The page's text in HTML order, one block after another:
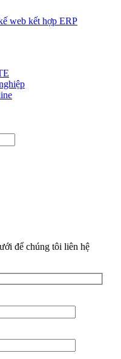
để chúng tôi liên hệ